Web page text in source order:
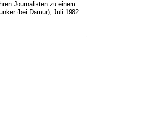
Journalisten zu einem
(bei Damur), Juli 1982